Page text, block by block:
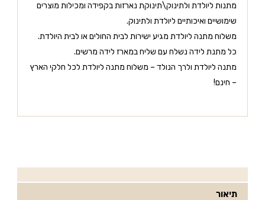
מתנות ליולדת ולתינוק\תינוקת נארזות בקפידה ומכילות מוצרים
שימושיים ואיכותיים ליולדת ולתינוק.
משלוח מתנה ליולדת מגיע ישירות לבית החולים או לבית היולדת.
כל מתנת לידה נשלח עם שליח במארז לידה מרשים.
מתנה ליולדת ולרך הנולד – משלוח מתנה ליולדת לכל חלקי הארץ
– חינם!
תיאור